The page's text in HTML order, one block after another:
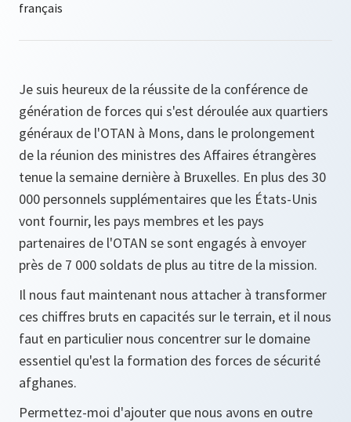
Je suis heureux de la réussite de la conférence de
génération de forces qui s'est déroulée aux quartiers
généraux de l'OTAN à Mons, dans le prolongement
de la réunion des ministres des Affaires étrangères
tenue la semaine dernière à Bruxelles. En plus des 30
000 personnels supplémentaires que les États-Unis
vont fournir, les pays membres et les pays
partenaires de l'OTAN se sont engagés à envoyer
près de 7 000 soldats de plus au titre de la mission.
Il nous faut maintenant nous attacher à transformer
ces chiffres bruts en capacités sur le terrain, et il nous
faut en particulier nous concentrer sur le domaine
essentiel qu'est la formation des forces de sécurité
afghanes.
Permettez-moi d'ajouter que nous avons en outre